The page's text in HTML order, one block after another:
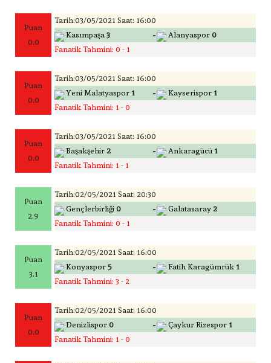
Puan
0.0
Tarih:03/05/2021 Saat: 16:00
Kasımpaşa 3 - Alanyaspor 0
Fanatik Tahmini: 0 - 1
Puan
0.0
Tarih:03/05/2021 Saat: 16:00
Yeni Malatyaspor 1 - Kayserispor 1
Fanatik Tahmini: 1 - 0
Puan
0.0
Tarih:03/05/2021 Saat: 16:00
Başakşehir 2 - Ankaragücü 1
Fanatik Tahmini: 1 - 1
Puan
2.9
Tarih:02/05/2021 Saat: 20:30
Gençlerbirliği 0 - Galatasaray 2
Fanatik Tahmini: 0 - 1
Puan
3.1
Tarih:02/05/2021 Saat: 16:00
Konyaspor 5 - Fatih Karagümrük 1
Fanatik Tahmini: 3 - 2
Puan
0.0
Tarih:02/05/2021 Saat: 16:00
Denizlispor 0 - Çaykur Rizespor 1
Fanatik Tahmini: 1 - 0